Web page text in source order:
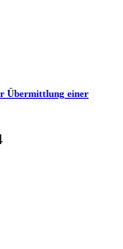
Übermittlung einer